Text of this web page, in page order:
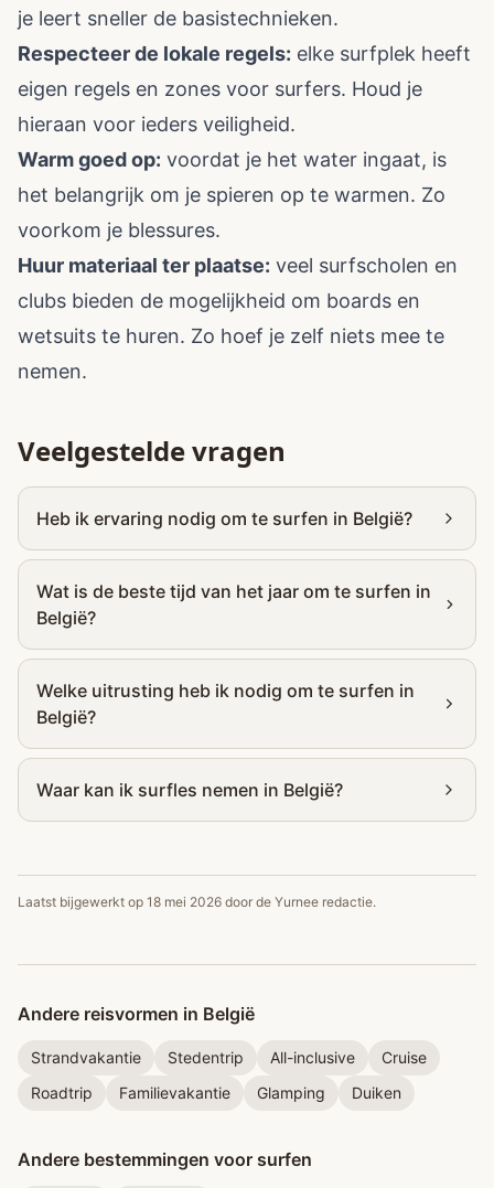
je leert sneller de basistechnieken.
Respecteer de lokale regels: elke surfplek heeft
eigen regels en zones voor surfers. Houd je
hieraan voor ieders veiligheid.
Warm goed op: voordat je het water ingaat, is
het belangrijk om je spieren op te warmen. Zo
voorkom je blessures.
Huur materiaal ter plaatse: veel surfscholen en
clubs bieden de mogelijkheid om boards en
wetsuits te huren. Zo hoef je zelf niets mee te
nemen.
Veelgestelde vragen
Heb ik ervaring nodig om te surfen in België?
Wat is de beste tijd van het jaar om te surfen in
België?
Welke uitrusting heb ik nodig om te surfen in
België?
Waar kan ik surfles nemen in België?
Laatst bijgewerkt op 18 mei 2026 door de Yurnee redactie.
Andere reisvormen in België
Strandvakantie Stedentrip All-inclusive
Cruise
Roadtrip
Familievakantie Glamping Duiken
Andere bestemmingen voor surfen